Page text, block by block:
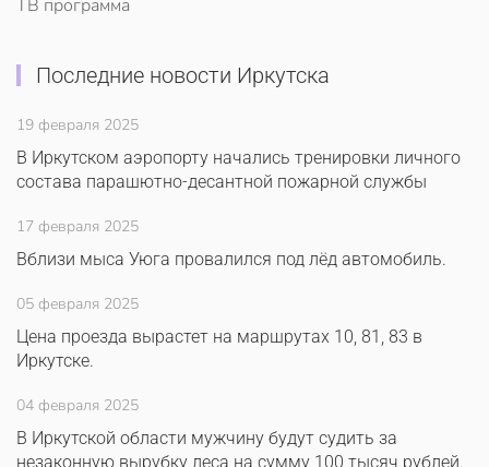
ТВ программа
Последние новости Иркутска
19 февраля 2025
В Иркутском аэропорту начались тренировки личного
состава парашютно-десантной пожарной службы
17 февраля 2025
Вблизи мыса Уюга провалился под лёд автомобиль.
05 февраля 2025
Цена проезда вырастет на маршрутах 10, 81, 83 в
Иркутске.
04 февраля 2025
В Иркутской области мужчину будут судить за
незаконную вырубку леса на сумму 100 тысяч рублей.